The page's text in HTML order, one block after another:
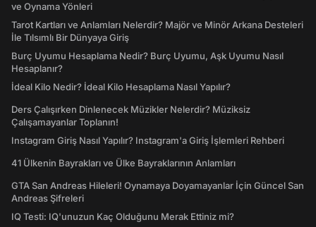
ve Oynama Yönleri
Tarot Kartları ve Anlamları Nelerdir? Majör ve Minör Arkana Desteleri
İle Tılsımlı Bir Dünyaya Giriş
Burç Uyumu Hesaplama Nedir? Burç Uyumu, Aşk Uyumu Nasıl
Hesaplanır?
İdeal Kilo Nedir? İdeal Kilo Hesaplama Nasıl Yapılır?
Ders Çalışırken Dinlenecek Müzikler Nelerdir? Müziksiz
Çalışamayanlar Toplanın!
Instagram Giriş Nasıl Yapılır? Instagram'a Giriş İşlemleri Rehberi
41 Ülkenin Bayrakları ve Ülke Bayraklarının Anlamları
GTA San Andreas Hileleri! Oynamaya Doyamayanlar İçin Güncel San
Andreas Şifreleri
IQ Testi: IQ'unuzun Kaç Olduğunu Merak Ettiniz mi?